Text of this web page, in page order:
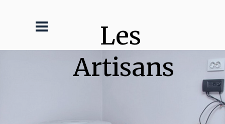
Les
Artisans